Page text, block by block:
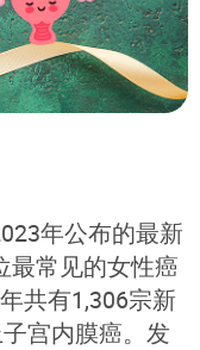
年公布的最新
最常见的女性癌
共有1,306宗新
宫内膜癌。发